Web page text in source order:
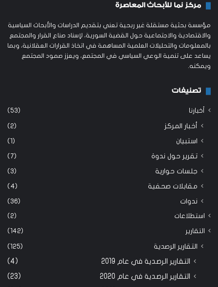
مركز نما للأبحاث المعاصرة
مؤسسة بحثية مستقلة غير ربحية تعني بتقديم الدراسات والأبحاث السياسية
والاقتصادية والاجتماعية حول القضية السورية، لإسناد صناع القرار والمجتمع
بالمعلومات والتحليلات العلمية المساهمة في اتخاذ القرارات العقلانية، وبما
يساعد على تنمية الوعي السياسي في المجتمع، ويعزز صمود المجتمع
ويمكنه.
تصنيفات
أخبارنا (53)
أخبار المركز (2)
استبيان (1)
تقرير حول ندوة (7)
جلسات حوارية (3)
مقابلات صحفية (4)
ندوات (36)
استطلاعات (2)
التقارير (142)
التقارير الرصدية (125)
التقارير الرصدية في عام 2019
(4)
التقارير الرصدية في عام 2020
(23)